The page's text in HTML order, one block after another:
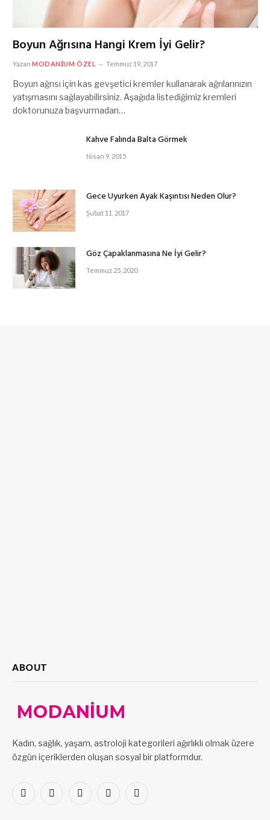
Boyun Ağrısına Hangi Krem İyi Gelir?
Yazan MODANIUM ÖZEL Temmuz 19, 2017
Boyun ağrısı için kas gevşetici kremler kullanarak ağrılarınızın
yatışmasını sağlayabilirsiniz. Aşağıda listediğimiz kremleri
doktorunuza başvurmadan…
Kahve Falında Balta Görmek
Nisan 9, 2015
Gece Uyurken Ayak Kaşıntısı Neden Olur?
Şubat 11, 2017
Göz Çapaklanmasına Ne İyi Gelir?
Temmuz 25, 2020
ABOUT
Kadın, sağlık, yaşam, astroloji kategorileri ağırlıklı olmak üzere
özgün içeriklerden oluşan sosyal bir platformdur.
Facebook
X
PinterestLinkedInVKontakte